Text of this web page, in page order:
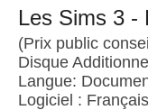
Les Sims 3 -
(Prix public
Disque Additionnel
Langue:
Logiciel : Français